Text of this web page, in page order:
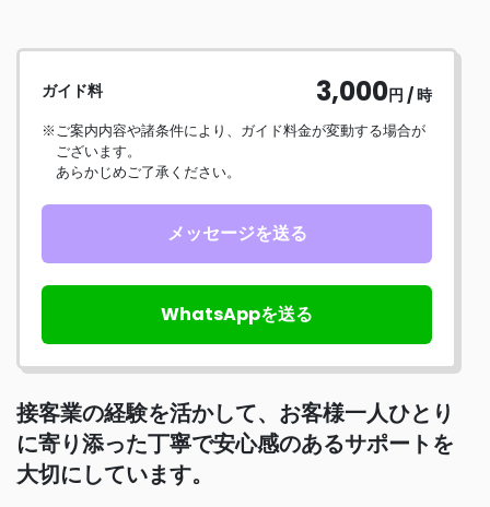
ガイド料 3,000円 / 時
※ご案内内容や諸条件により、ガイド料金が変動する場合が
ございます。
あらかじめご了承ください。
メッセージを送る
WhatsAppを送る
接客業の経験を活かして、お客様一人ひとり
に寄り添った丁寧で安心感のあるサポートを
大切にしています。